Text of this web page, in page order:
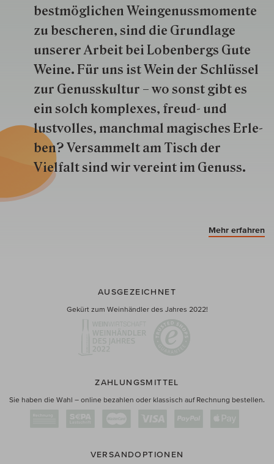
best­mög­lich­en Wein­genuss­momente
zu besche­ren, sind die Grund­lage
unserer Arbeit bei Lobenbergs Gute
Weine. Für uns ist Wein der Schlüs­sel
zur Genuss­kultur – wo sonst gibt es
ein solch kom­plexes, freud- und
lustvolles, manchmal ma­gisch­es Er­le­
ben? Versammelt am Tisch der
Vielfalt sind wir ver­eint im Genuss.
Mehr erfahren
AUSGEZEICHNET
Gekürt zum Weinhändler des Jahres 2022!
ZAHLUNGSMITTEL
Sie haben die Wahl – online bezahlen oder klassisch auf Rechnung bestellen.
VERSANDOPTIONEN